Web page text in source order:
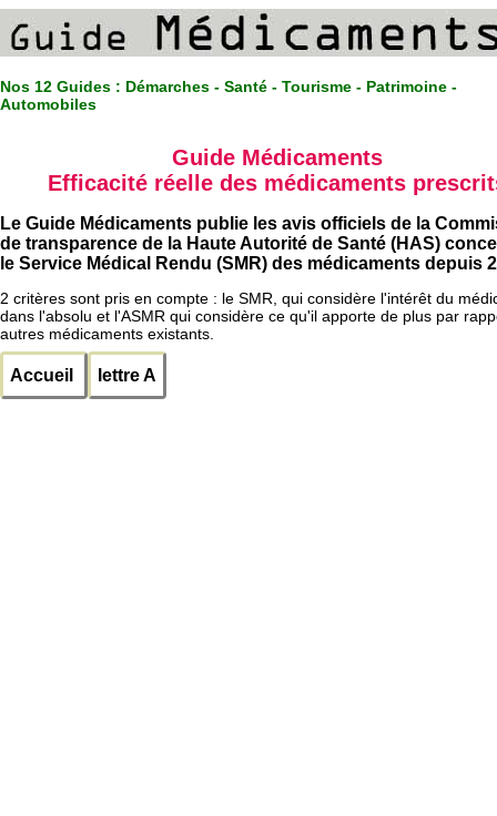
Nos 12 Guides : Démarches - Santé - Tourisme - Patrimoine -
Automobiles
Guide Médicaments
Efficacité réelle des médicaments
Le Guide Médicaments publie les avis officiels de la
de transparence de la Haute Autorité de Santé (HAS)
le Service Médical Rendu (SMR) des médicaments depuis
2 critères sont pris en compte : le SMR, qui considère l'intérêt du
dans l'absolu et l'ASMR qui considère ce qu'il apporte de plus par
autres médicaments existants.
Accueil lettre A